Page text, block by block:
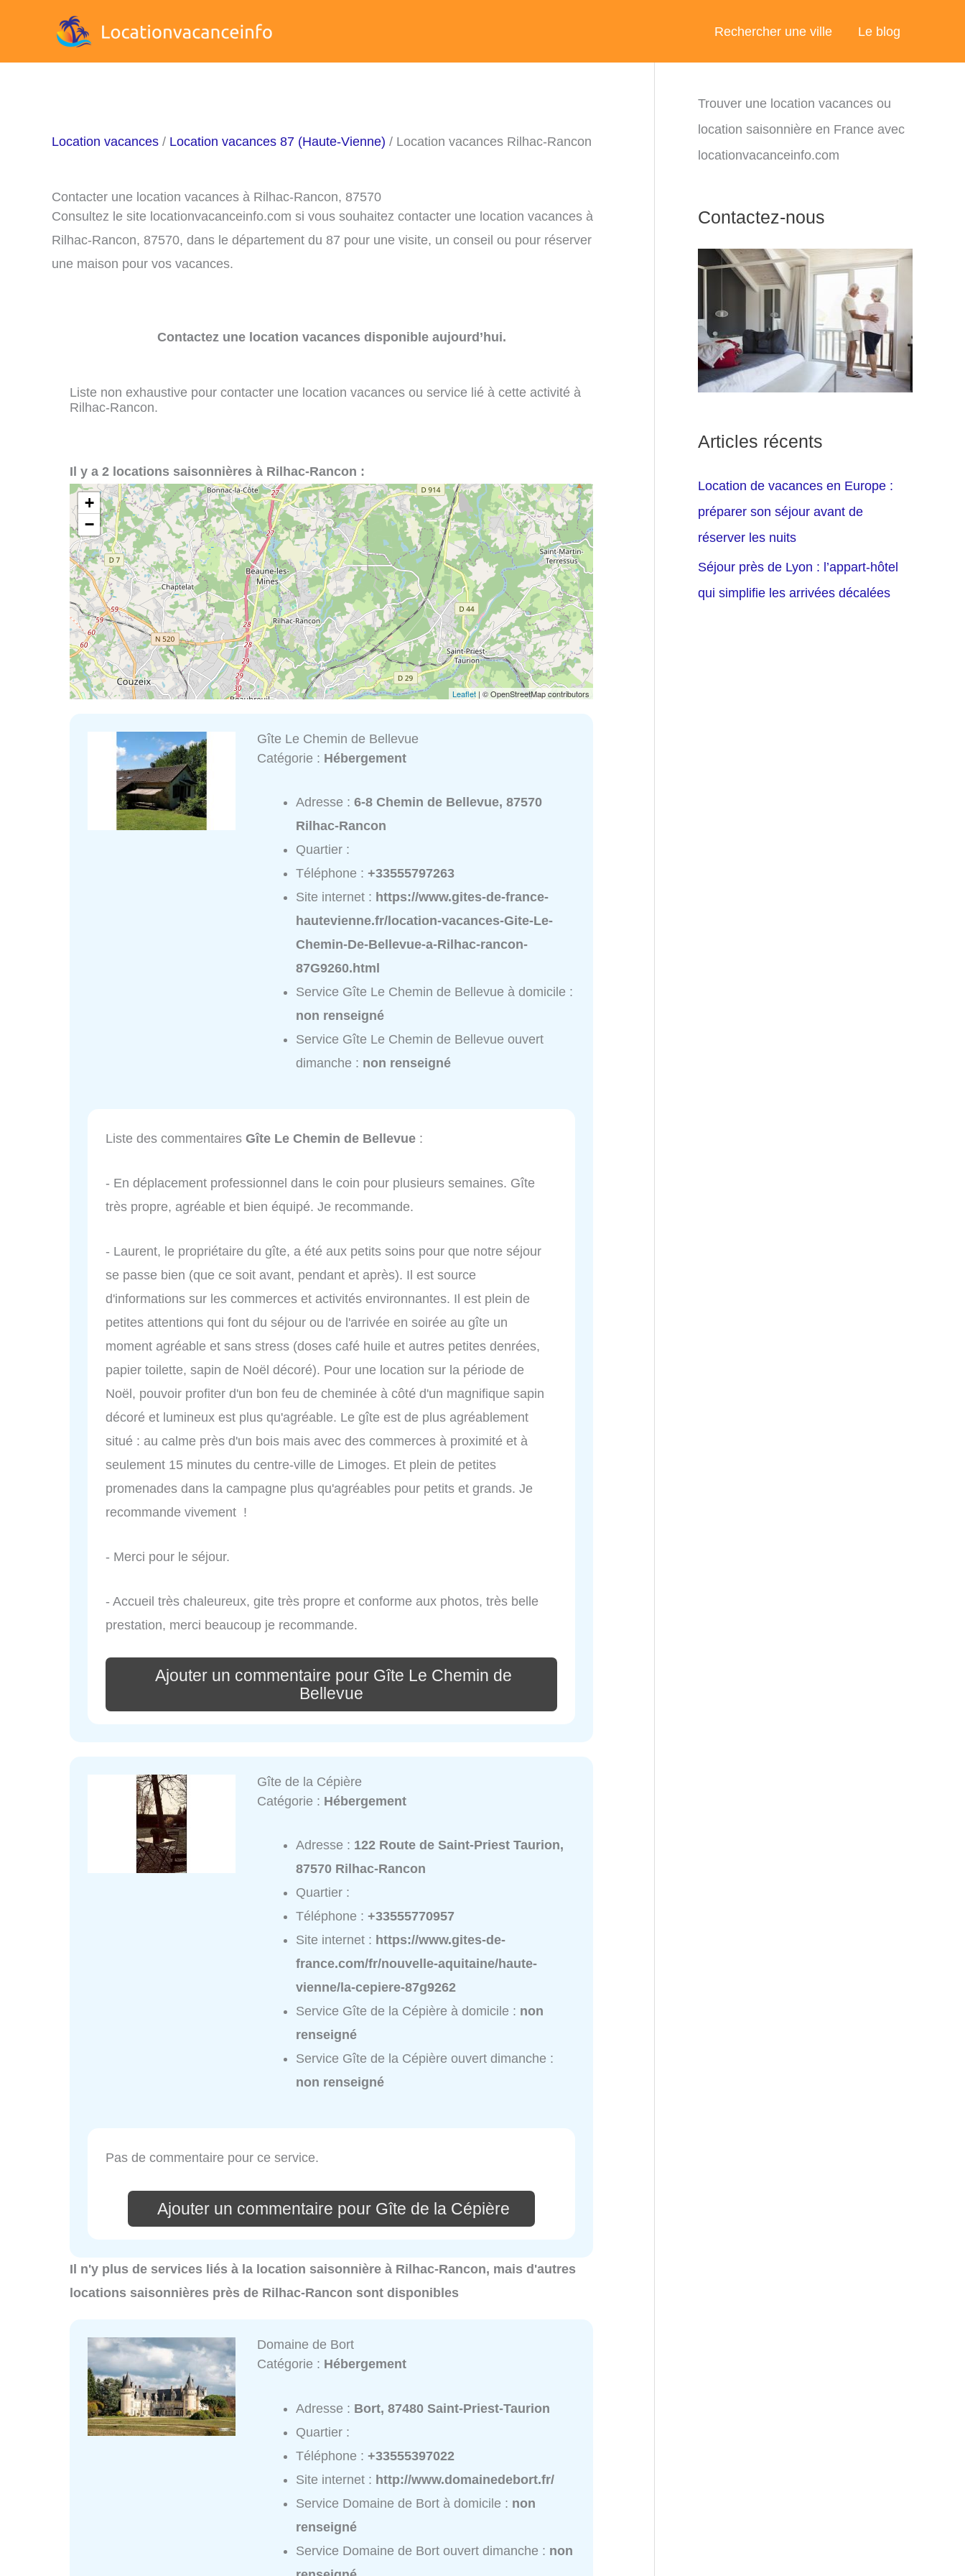
Rechercher une ville Le blog
Location vacances / Location vacances 87 (Haute-Vienne) / Location vacances Rilhac-Rancon
Contacter une location vacances à Rilhac-Rancon, 87570
Consultez le site locationvacanceinfo.com si vous souhaitez contacter une location vacances à
Rilhac-Rancon, 87570, dans le département du 87 pour une visite, un conseil ou pour réserver
une maison pour vos vacances.
Contactez une location vacances disponible aujourd’hui.
Liste non exhaustive pour contacter une location vacances ou service lié à cette activité à
Rilhac-Rancon.
Il y a 2 locations saisonnières à Rilhac-Rancon :
+
−
Leaflet | © OpenStreetMap contributors
Gîte Le Chemin de Bellevue
Catégorie : Hébergement
Adresse :6-8 Chemin de Bellevue, 87570
Rilhac-Rancon
Quartier :
Téléphone :+33555797263
Site internet : https://www.gites-de-france-
hautevienne.fr/location-vacances-Gite-Le-
Chemin-De-Bellevue-a-Rilhac-rancon-
87G9260.html
Service Gîte Le Chemin de Bellevue à domicile :
non renseigné
Service Gîte Le Chemin de Bellevue ouvert
dimanche : non renseigné
Liste des commentaires Gîte Le Chemin de Bellevue :
- En déplacement professionnel dans le coin pour plusieurs semaines. Gîte
très propre, agréable et bien équipé. Je recommande.
- Laurent, le propriétaire du gîte, a été aux petits soins pour que notre séjour
se passe bien (que ce soit avant, pendant et après). Il est source
d'informations sur les commerces et activités environnantes. Il est plein de
petites attentions qui font du séjour ou de l'arrivée en soirée au gîte un
moment agréable et sans stress (doses café huile et autres petites denrées,
papier toilette, sapin de Noël décoré). Pour une location sur la période de
Noël, pouvoir profiter d'un bon feu de cheminée à côté d'un magnifique sapin
décoré et lumineux est plus qu'agréable. Le gîte est de plus agréablement
situé : au calme près d'un bois mais avec des commerces à proximité et à
seulement 15 minutes du centre-ville de Limoges. Et plein de petites
promenades dans la campagne plus qu'agréables pour petits et grands. Je
recommande vivement !
- Merci pour le séjour.
- Accueil très chaleureux, gite très propre et conforme aux photos, très belle
prestation, merci beaucoup je recommande.
Ajouter un commentaire pour Gîte Le Chemin de
Bellevue
Gîte de la Cépière
Catégorie : Hébergement
Adresse : 122 Route de Saint-Priest Taurion,
87570 Rilhac-Rancon
Quartier :
Téléphone :+33555770957
Site internet : https://www.gites-de-
france.com/fr/nouvelle-aquitaine/haute-
vienne/la-cepiere-87g9262
Service Gîte de la Cépière à domicile : non
renseigné
Service Gîte de la Cépière ouvert dimanche :
non renseigné
Pas de commentaire pour ce service.
Ajouter un commentaire pour Gîte de la Cépière
Il n'y plus de services liés à la location saisonnière à Rilhac-Rancon, mais d'autres
locations saisonnières près de Rilhac-Rancon sont disponibles
Domaine de Bort
Catégorie : Hébergement
Adresse : Bort, 87480 Saint-Priest-Taurion
Quartier :
Téléphone :+33555397022
Site internet : http://www.domainedebort.fr/
Service Domaine de Bort à domicile : non
renseigné
Service Domaine de Bort ouvert dimanche : non
Trouver une location vacances ou
location saisonnière en France avec
locationvacanceinfo.com
Contactez-nous
Articles récents
Location de vacances en Europe :
préparer son séjour avant de
réserver les nuits
Séjour près de Lyon : l’appart-hôtel
qui simplifie les arrivées décalées